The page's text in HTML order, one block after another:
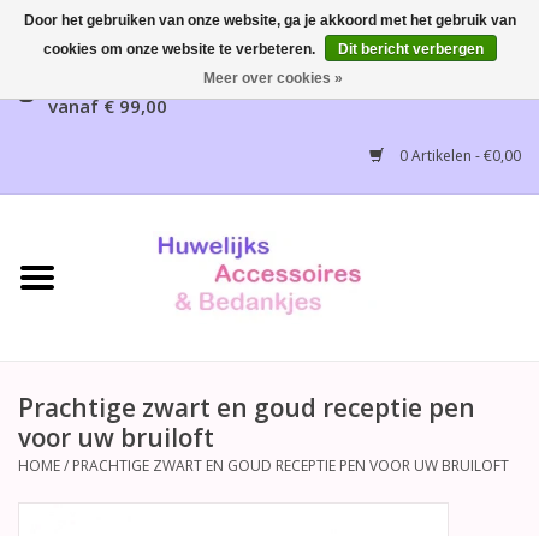
Gratis verzending mogelijk, NL vanaf € 65,00, België
vanaf € 99,00
0 Artikelen - €0,00
Home
Bruidsaccessoires
Huwelijksreceptie
Prachtige zwart en goud receptie pen
voor uw bruiloft
HOME/ PRACHTIGE ZWART EN GOUD RECEPTIE PEN VOOR UW BRUILOFT
Door het gebruiken van onze website, ga je akkoord met het gebruik van
cookies om onze website te verbeteren.
Dit bericht verbergen
Meer over cookies »